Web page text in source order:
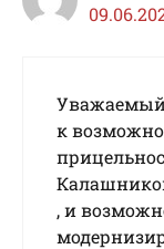
Уважаемый
к
, и